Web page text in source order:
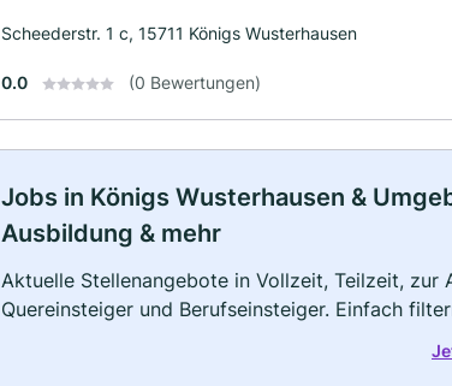
Scheederstr. 1 c, 15711 Königs Wusterhausen
0.0 (0 Bewertungen)
Jobs in Königs Wusterhausen &
Ausbildung & mehr
Aktuelle Stellenangebote in Vollzeit, Teilzeit,
Quereinsteiger und Berufseinsteiger. Einfach